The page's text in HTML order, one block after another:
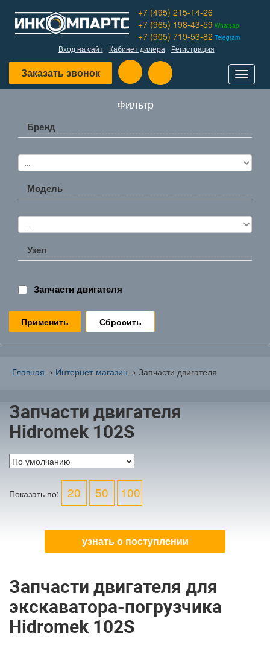
+7 (495) 215-14-26
+7 (965) 198-43-59 Whatsap
+7 (905) 719-53-82 Telegram
Вход на сайт Кабинет дилера Регистрация
Заказать звонок
Toggle
Фильтр
Бренд
Модель
Узел
Запчасти двигателя
Сбросить
Главная→ Интернет-магазин→ Запчасти двигателя
Запчасти двигателя
Hidromek 102S
Показать по: 20 50 100
узнать о поступлении
Запчасти двигателя для
экскаватора-погрузчика
Hidromek 102S